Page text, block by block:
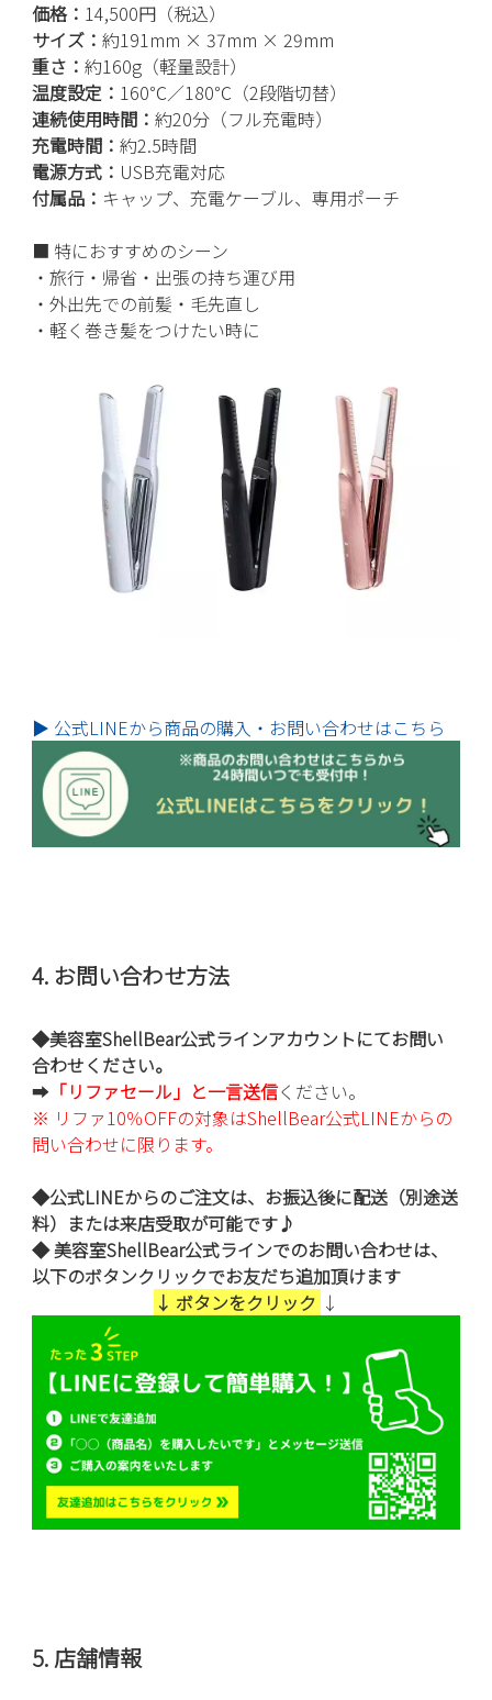
価格： 14,500円（税込）
サイズ： 約191mm × 37mm × 29mm
重さ： 約160g（軽量設計）
温度設定： 160℃／180℃（2段階切替）
連続使用時間： 約20分（フル充電時）
充電時間： 約2.5時間
電源方式： USB充電対応
付属品： キャップ、充電ケーブル、専用ポーチ
■ 特におすすめのシーン
・旅行・帰省・出張の持ち運び用
・外出先での前髪・毛先直し
・軽く巻き髪をつけたい時に
▶ 公式LINEから商品の購入・お問い合わせはこちら
4. お問い合わせ方法
◆美容室ShellBear公式ラインアカウントにてお問い
合わせください。
➡️「リファセール」と一言送信ください。
※ リファ10％OFFの対象はShellBear公式LINEからの
問い合わせに限ります。
◆公式LINEからのご注文は、お振込後に配送（別途送
料）または来店受取が可能です♪
◆ 美容室ShellBear公式ラインでのお問い合わせは、
以下のボタンクリックでお友だち追加頂けます
↓ ボタンをクリック ↓
5. 店舗情報